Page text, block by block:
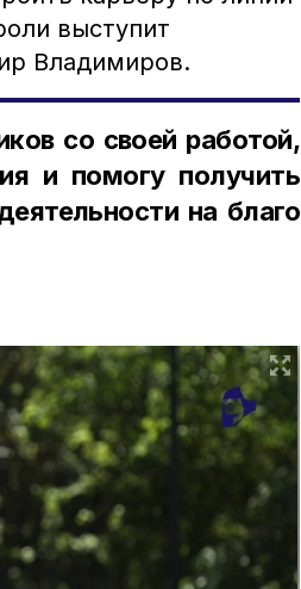
выступит
Владимиров.
со своей работой,
и помогу получить
на благо